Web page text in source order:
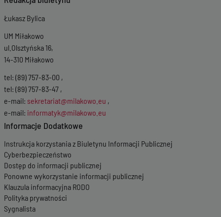
Łukasz Bylica
UM Miłakowo
ul.Olsztyńska 16,
14-310 Miłakowo
tel: (89) 757-83-00 ,
tel: (89) 757-83-47 ,
e-mail: sekretariat@milakowo.eu ,
e-mail: informatyk@milakowo.eu
Informacje Dodatkowe
Instrukcja korzystania z Biuletynu Informacji Publicznej
Cyberbezpieczeństwo
Dostęp do informacji publicznej
Ponowne wykorzystanie informacji publicznej
Klauzula informacyjna RODO
Polityka prywatności
Sygnalista